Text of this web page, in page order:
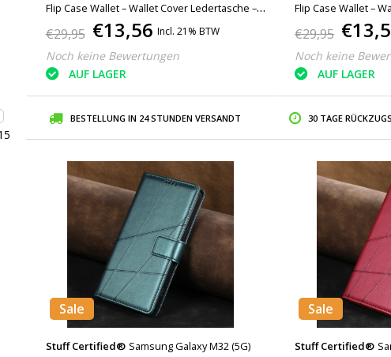
Flip Case Wallet – Wallet Cover Ledertasche –
Lila
€29,95 €13,56 Incl. 21% BTW
Noch keine Bewertungen
AUF LAGER
Flip Case Wallet –
Schwarz
€29,95
Noch keine
AUF LAGER
BESTELLUNG IN 24 STUNDEN VERSANDT 30 TAGE
Sale
Stuff Certified® Samsung Galaxy M32 (5G)
Sale
Stuff Certified®